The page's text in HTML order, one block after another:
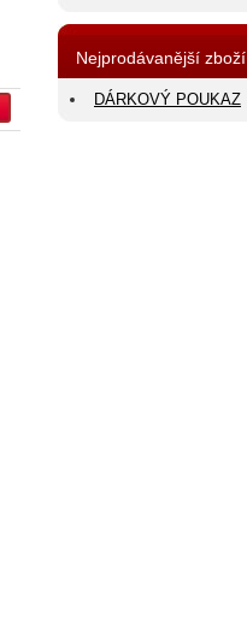
Nejprodávanější zboží
DÁRKOVÝ POUKAZ